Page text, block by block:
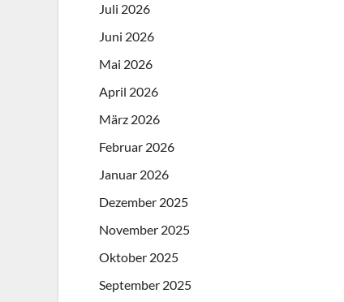
Juli 2026
Juni 2026
Mai 2026
April 2026
März 2026
Februar 2026
Januar 2026
Dezember 2025
November 2025
Oktober 2025
September 2025